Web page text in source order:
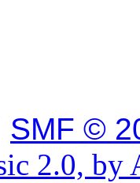
SMF ©
2.0, by